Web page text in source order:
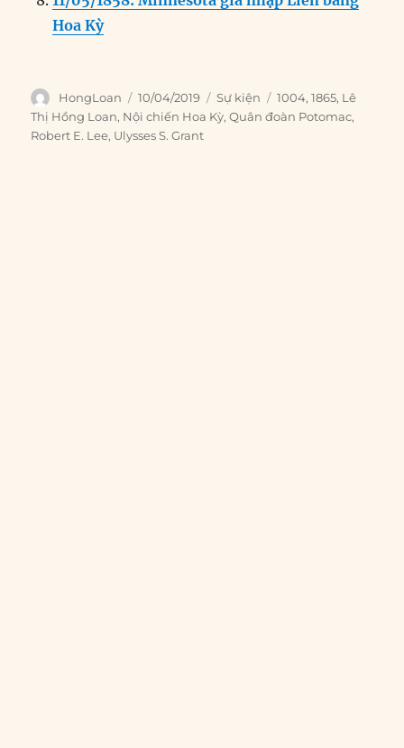
Hoa Kỳ
Author
HongLoan
Posted
on
10/04/2019 Categories
Sự kiện Tags
1004,1865, Lê
Thị Hồng Loan, Nội chiến Hoa Kỳ,Quân đoàn Potomac,
Robert E. Lee, Ulysses S. Grant